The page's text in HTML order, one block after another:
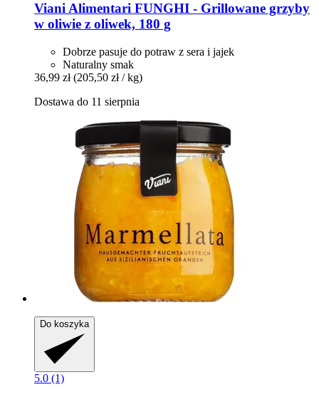
Viani Alimentari FUNGHI -​ Grillowane grzyby
w oliwie z oliwek, 180 g
Dobrze pasuje do potraw z sera i jajek
Naturalny smak
36,99 zł (205,50 zł / kg)
Dostawa do 11 sierpnia
Do koszyka
5.0 (1)